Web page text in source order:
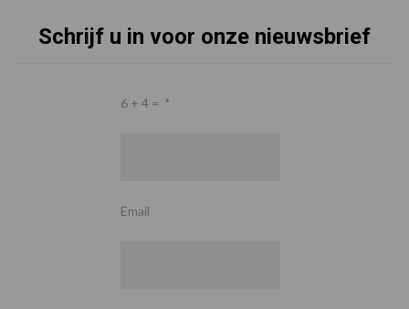
Schrijf u in voor onze nieuwsbrief
6 + 4 = *
Email